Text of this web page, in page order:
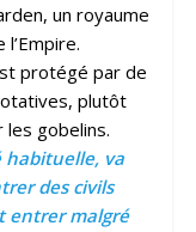
un royaume
protégé par de
plutôt
les gobelins.
habituelle, va
des civils
entrer malgré